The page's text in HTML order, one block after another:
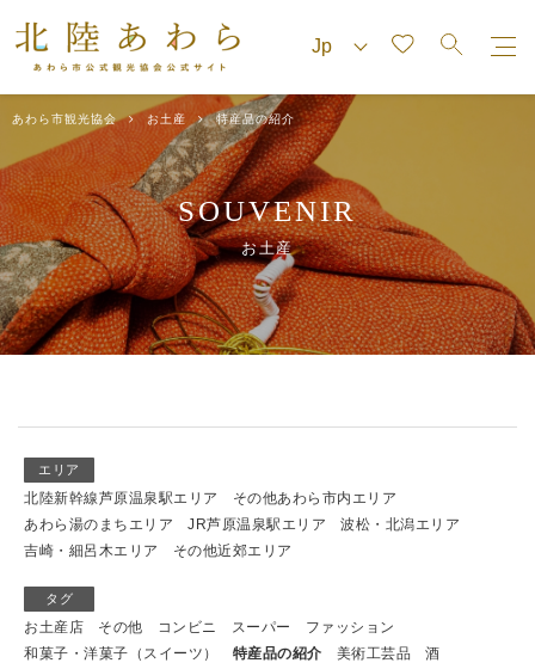
あわら市観光協会 お土産 特産品の紹介
SOUVENIR
お土産
エリア
北陸新幹線芦原温泉駅エリア
その他あわら市内エリア
あわら湯のまちエリア
JR芦原温泉駅エリア
波松・北潟エリア
吉崎・細呂木エリア
その他近郊エリア
タグ
お土産店 その他 コンビニ スーパー
ファッション
和菓子・洋菓子（スイーツ）
特産品の紹介 美術工芸品
酒